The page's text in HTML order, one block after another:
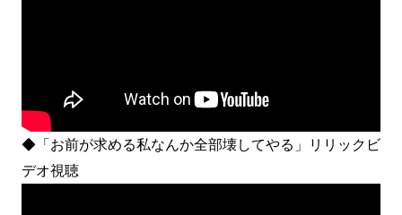
◆「お前が求める私なんか全部壊してやる」リリックビ
デオ視聴